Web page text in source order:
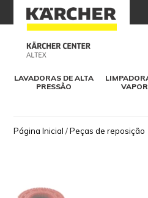
LAVADORAS DE ALTA
PRESSÃO
Detergentes
Linha a bateria
VAPOR
Kärcher para o lar
Página Inicial /Peças de reposição